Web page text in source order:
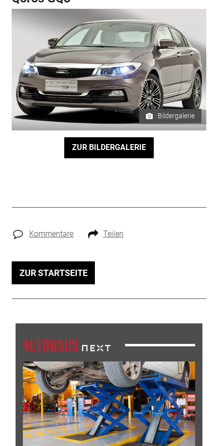
Bildergalerie
ZUR BILDERGALERIE
Kommentare Teilen
ZUR STARTSEITE